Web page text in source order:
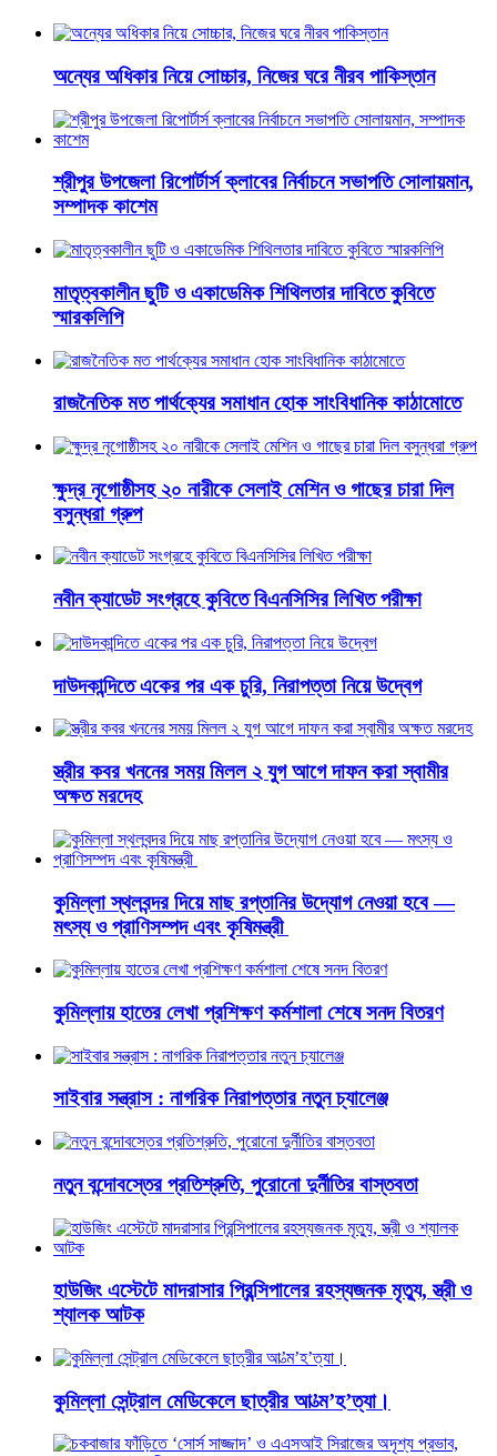
অন্যের অধিকার নিয়ে সোচ্চার, নিজের ঘরে নীরব পাকিস্তান
শ্রীপুর উপজেলা রিপোর্টার্স ক্লাবের নির্বাচনে সভাপতি সোলায়মান,
সম্পাদক কাশেম
মাতৃত্বকালীন ছুটি ও একাডেমিক শিথিলতার দাবিতে কুবিতে
স্মারকলিপি
রাজনৈতিক মত পার্থক্যের সমাধান হোক সাংবিধানিক কাঠামোতে
ক্ষুদ্র নৃগোষ্ঠীসহ ২০ নারীকে সেলাই মেশিন ও গাছের চারা দিল
বসুন্ধরা গ্রুপ
নবীন ক্যাডেট সংগ্রহে কুবিতে বিএনসিসির লিখিত পরীক্ষা
দাউদকান্দিতে একের পর এক চুরি, নিরাপত্তা নিয়ে উদ্বেগ
স্ত্রীর কবর খননের সময় মিলল ২ যুগ আগে দাফন করা স্বামীর
অক্ষত মরদেহ
কুমিল্লা স্থলবন্দর দিয়ে মাছ রপ্তানির উদ্যোগ নেওয়া হবে —
মৎস্য ও প্রাণিসম্পদ এবং কৃষিমন্ত্রী
কুমিল্লায় হাতের লেখা প্রশিক্ষণ কর্মশালা শেষে সনদ বিতরণ
সাইবার সন্ত্রাস : নাগরিক নিরাপত্তার নতুন চ্যালেঞ্জ
নতুন বন্দোবস্তের প্রতিশ্রুতি, পুরোনো দুর্নীতির বাস্তবতা
হাউজিং এস্টেটে মাদরাসার প্রিন্সিপালের রহস্যজনক মৃত্যু, স্ত্রী ও
শ্যালক আটক
কুমিল্লা সেন্ট্রাল মেডিকেলে ছাত্রীর আ’ত্ম’হ’ত্যা।